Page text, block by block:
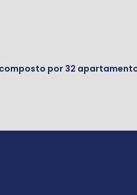
por 32